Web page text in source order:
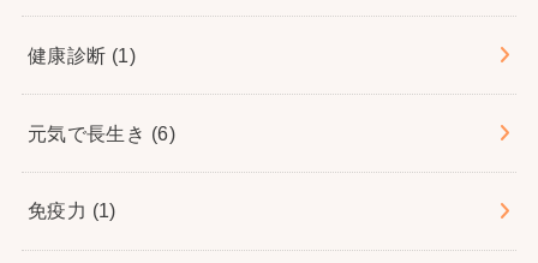
健康診断 (1)
元気で長生き (6)
免疫力 (1)